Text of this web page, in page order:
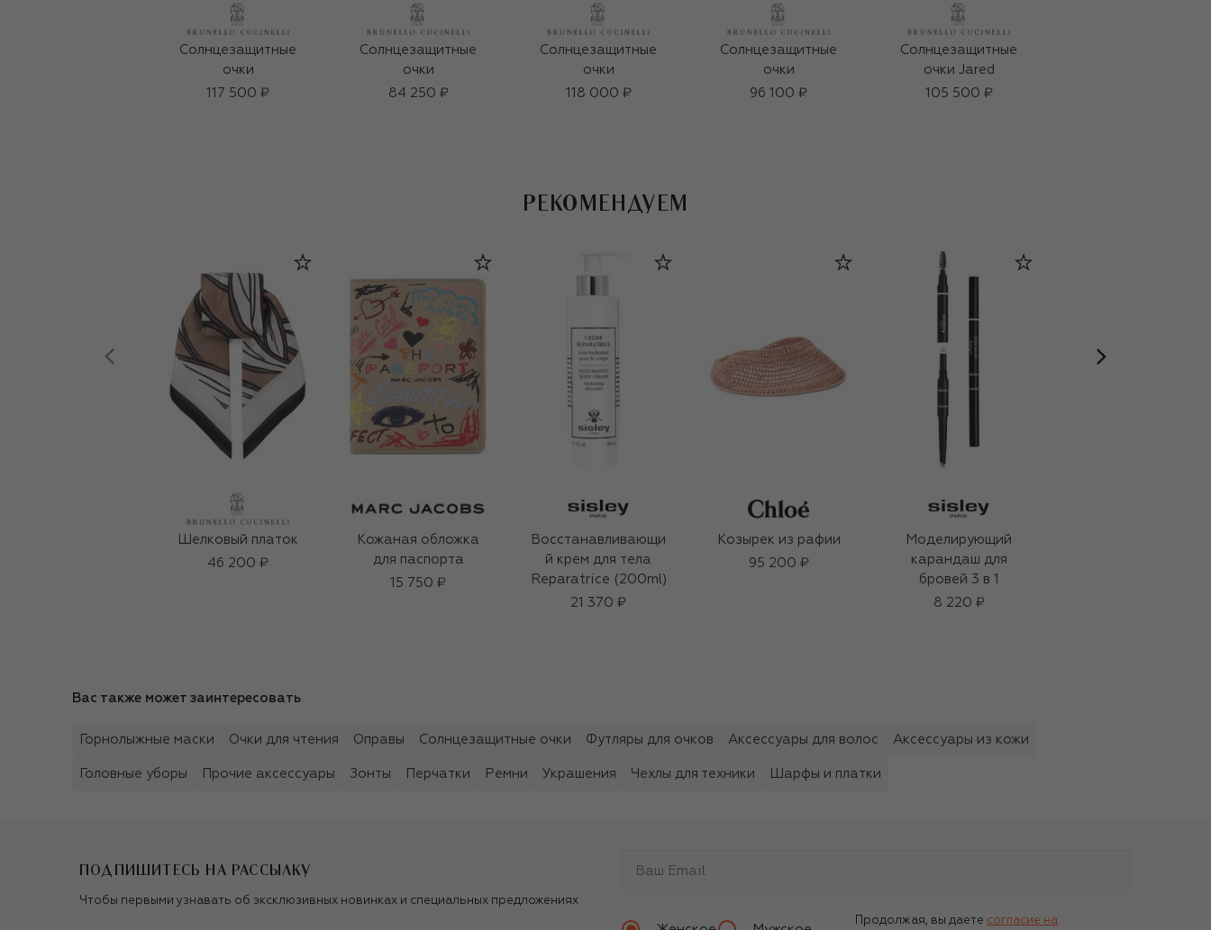
Солнцезащитные
очки
117 500 ₽
Солнцезащитные
очки
84 250 ₽
Солнцезащитные
очки
118 000 ₽
Солнцезащитные
очки
96 100 ₽
Солнцезащитные
очки Jared
105 500 ₽
РЕКОМЕНДУЕМ
Шелковый платок
46 200 ₽
Кожаная обложка
для паспорта
15 750 ₽
Восстанавливающи
й крем для тела
Reparatrice (200ml)
21 370 ₽
Козырек из рафии
95 200 ₽
Моделирующий
карандаш для
бровей 3 в 1
8 220 ₽
Вас также может заинтересовать
Горнолыжные маски Очки для чтения Оправы Солнцезащитные очки Футляры для очков Аксессуары для волос Аксессуары из кожи
Головные уборы Прочие аксессуары Зонты Перчатки Ремни Украшения Чехлы для техники Шарфы и платки
ПОДПИШИТЕСЬ НА РАССЫЛКУ
Чтобы первыми узнавать об эксклюзивных новинках и специальных предложениях
Продолжая, вы даете согласие на